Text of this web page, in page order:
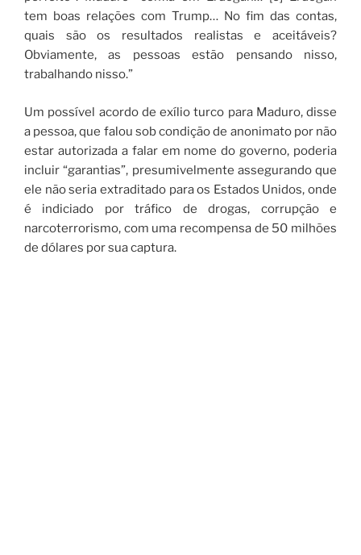
tem boas relações com Trump… No fim das contas,
quais são os resultados realistas e aceitáveis?
Obviamente, as pessoas estão pensando nisso,
trabalhando nisso.”
Um possível acordo de exílio turco para Maduro, disse
a pessoa, que falou sob condição de anonimato por não
estar autorizada a falar em nome do governo, poderia
incluir “garantias”, presumivelmente assegurando que
ele não seria extraditado para os Estados Unidos, onde
é indiciado por tráfico de drogas, corrupção e
narcoterrorismo, com uma recompensa de 50 milhões
de dólares por sua captura.